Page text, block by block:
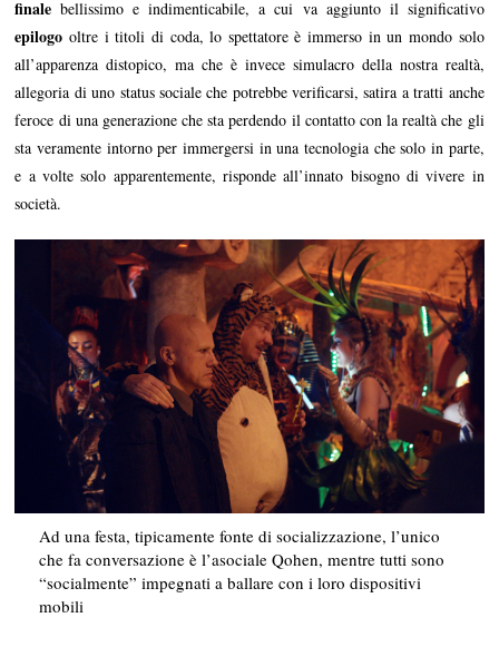
finale bellissimo e indimenticabile, a cui va aggiunto il significativo
epilogo oltre i titoli di coda, lo spettatore è immerso in un mondo solo
all’apparenza distopico, ma che è invece simulacro della nostra realtà,
allegoria di uno status sociale che potrebbe verificarsi, satira a tratti anche
feroce di una generazione che sta perdendo il contatto con la realtà che gli
sta veramente intorno per immergersi in una tecnologia che solo in parte,
e a volte solo apparentemente, risponde all’innato bisogno di vivere in
società.
Ad una festa, tipicamente fonte di socializzazione, l’unico
che fa conversazione è l’asociale Qohen, mentre tutti sono
“socialmente” impegnati a ballare con i loro dispositivi
mobili